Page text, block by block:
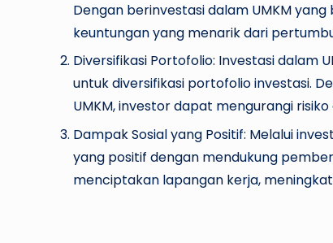
Dengan berinvestasi dalam UMKM
keuntungan yang menarik dari
Diversifikasi Portofolio: Investasi dalam
untuk diversifikasi portofolio investasi.
UMKM, investor dapat mengurangi
Dampak Sosial yang Positif: Melalui
yang positif dengan mendukung
menciptakan lapangan kerja,